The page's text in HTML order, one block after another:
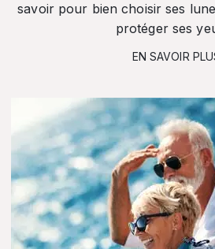
savoir pour bien choisir ses
protéger ses
EN SAVOIR